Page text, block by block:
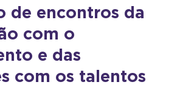
de encontros da
com o
e das
com os talentos